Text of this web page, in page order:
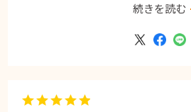
続きを読む